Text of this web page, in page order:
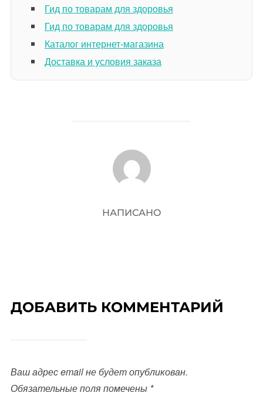
Гид по товарам для здоровья
Гид по товарам для здоровья
Каталог интернет-магазина
Доставка и условия заказа
АВТОР ЗАПИСИ
НАПИСАНО
ДОБАВИТЬ КОММЕНТАРИЙ
Ваш адрес email не будет опубликован.
Обязательные поля помечены *